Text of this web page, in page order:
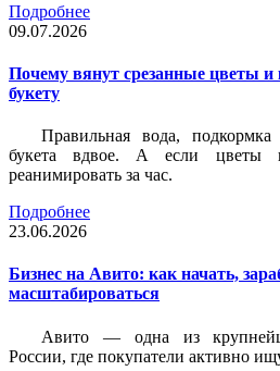
Подробнее
09.07.2026
Почему вянут срезанные цветы и
букету
Правильная вода,
букета вдвое. А если
реанимировать за час.
Подробнее
23.06.2026
Бизнес на Авито: как начать,
масштабироваться
Авито — одна из
России, где покупатели активно